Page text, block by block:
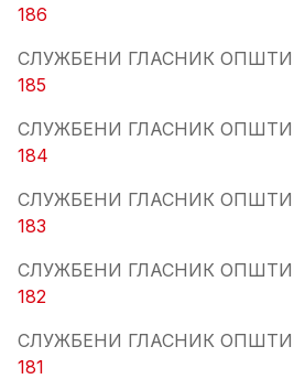
186
СЛУЖБЕНИ ГЛАСНИК
185
СЛУЖБЕНИ ГЛАСНИК
184
СЛУЖБЕНИ ГЛАСНИК
183
СЛУЖБЕНИ ГЛАСНИК
182
СЛУЖБЕНИ ГЛАСНИК
181